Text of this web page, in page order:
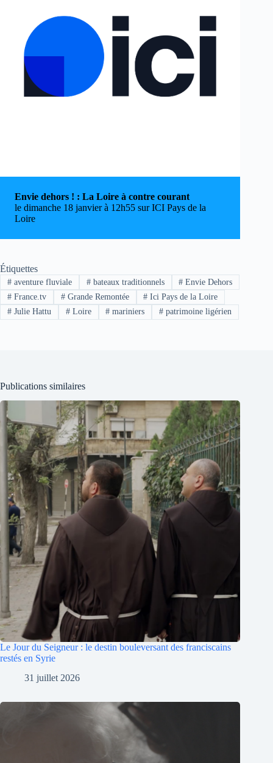
Envie dehors ! : La Loire à contre courant
le dimanche 18 janvier à 12h55 sur ICI Pays de la
Loire
Étiquettes
#aventure fluviale #bateaux traditionnels # Envie Dehors
#France.tv #Grande Remontée # Ici Pays de la Loire
#Julie Hattu #Loire # mariniers # patrimoine ligérien
Publications similaires
Le Jour du Seigneur : le destin bouleversant des franciscains
restés en Syrie
31 juillet 2026